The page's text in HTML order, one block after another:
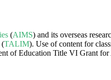
(AIMS) and its overseas
(TALIM). Use of content for
of Education Title VI Grant